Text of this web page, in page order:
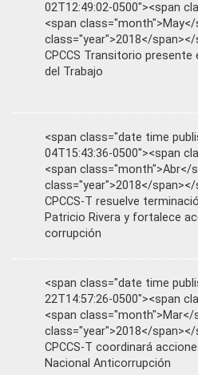
02T12:49:02-0500"><span
<span class="month">May</
class="year">2018</span></
CPCCS Transitorio presente
del Trabajo
<span class="date time
04T15:43:36-0500"><span
<span class="month">Abr</
class="year">2018</span></
CPCCS-T resuelve
Patricio Rivera y fortalece
corrupción
<span class="date time
22T14:57:26-0500"><span
<span class="month">Mar</
class="year">2018</span></
CPCCS-T coordinará
Nacional Anticorrupción